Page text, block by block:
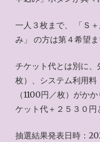
一人３枚まで、 「Ｓ
み」 の方は第４希望
チケット代とは別に、
枚）、システム利用
（1100円／枚）がか
ケット代＋２５３０円
抽選結果発表日時：